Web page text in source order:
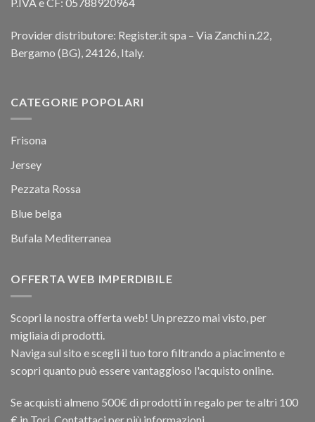
Provider distributore: Register.it spa – Via Zanchi n.22,
Bergamo (BG), 24126, Italy.
CATEGORIE POPOLARI
Frisona
Jersey
Pezzata Rossa
Blue belga
Bufala Mediterranea
OFFERTA WEB IMPERDIBILE
Scopri la nostra offerta web! Un prezzo mai visto, per
migliaia di prodotti.
Naviga sul sito e scegli il tuo toro filtrando a piacimento e
scopri quanto può essere vantaggioso l'acquisto online.
Se acquisti almeno 500€ di prodotti in regalo per te altri 100